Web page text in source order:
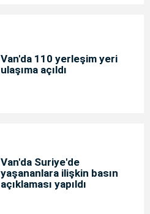
Van'da 110 yerleşim yeri
ulaşıma açıldı
Van'da Suriye'de
yaşananlara ilişkin basın
açıklaması yapıldı